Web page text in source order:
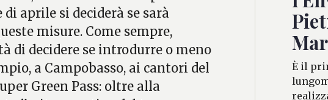
di aprile si deciderà se sarà
misure. Come sempre,
di decidere se introdurre o meno
a Campobasso, ai cantori del
Green Pass: oltre alla
È il